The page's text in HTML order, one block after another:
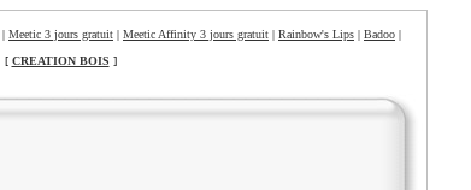
| Meetic 3 jours gratuit | Meetic Affinity 3 jours gratuit | Rainbow's Lips | Badoo |
[ CREATION BOIS ]